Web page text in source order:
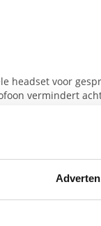
headset voor
vermindert
– ideaal voor het